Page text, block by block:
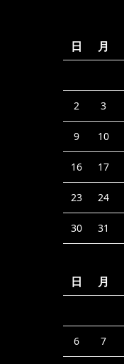
日
月
2 3
9 10
16 17
23 24
30 31
日
月
6 7